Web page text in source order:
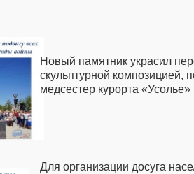
Новый памятник украсил
скульптурной композицией,
медсестер курорта
Для организации досуга